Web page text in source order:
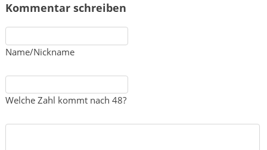
Kommentar schreiben
Name/Nickname
Welche Zahl kommt nach 48?